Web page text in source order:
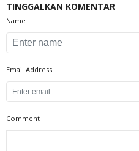
TINGGALKAN KOMENTAR
Name
Email Address
Comment